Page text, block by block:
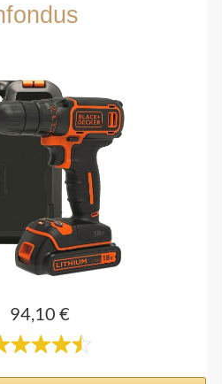
94,10 €